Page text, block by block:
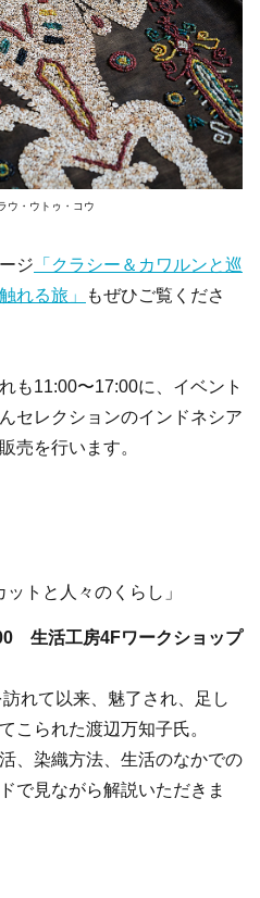
ウ・ウトゥ・コウ
ジ 「クラシー＆カワルンと巡
れる旅」
もぜひご覧くださ
も11:00〜17:00に、イベント
セレクションのインドネシア
売を行います。
トと人々のくらし」
生活工房4Fワークショップ
れて以来、魅了され、足し
こられた渡辺万知子氏。
、染織方法、生活のなかでの
で見ながら解説いただきま